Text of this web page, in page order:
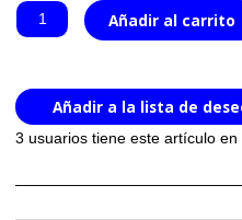
Max
cantidad
Añadir al carrito
Añadir a la lista de
3 usuariostiene este artículo en